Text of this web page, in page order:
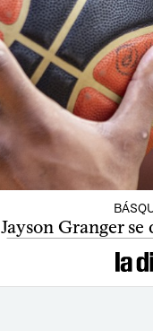
Jayson Granger